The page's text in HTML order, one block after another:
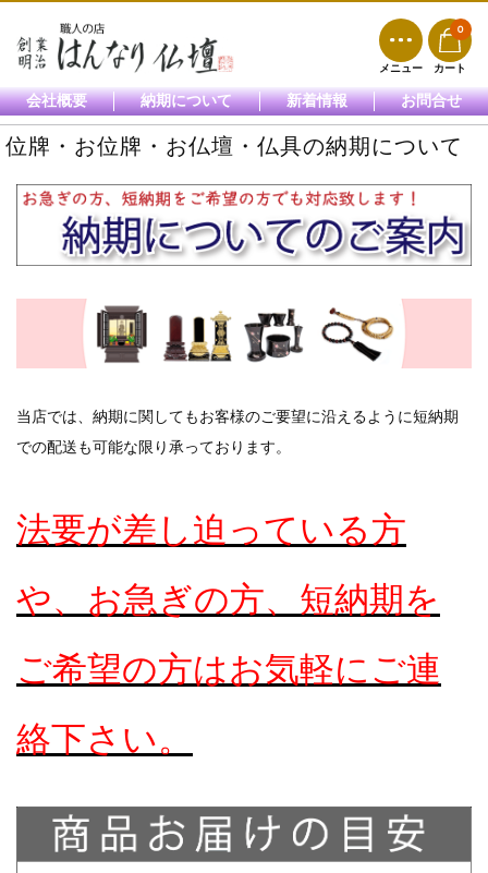
0
カート
メニュー
会社概要 納期について 新着情報 お問合せ
位牌・お位牌・お仏壇・仏具の納期について
当店では、納期に関してもお客様のご要望に沿えるように短納期
での配送も可能な限り承っております。
法要が差し迫っている方
や、お急ぎの方、短納期を
ご希望の方はお気軽にご連
絡下さい。